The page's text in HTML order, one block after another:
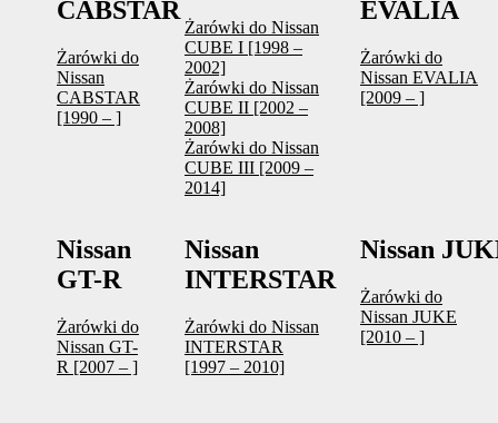
CABSTAR
Żarówki do
Nissan
CABSTAR
[1990 – ]
Żarówki do Nissan
CUBE I [1998 –
2002]
Żarówki do Nissan
CUBE II [2002 –
2008]
Żarówki do Nissan
CUBE III [2009 –
2014]
EVALIA
Żarówki do
Nissan EVALIA
[2009 – ]
Nissan
GT-R
Żarówki do
Nissan GT-
R [2007 – ]
Nissan
INTERSTAR
Żarówki do Nissan
INTERSTAR
[1997 – 2010]
Nissan
Żarówki do
Nissan JUKE
[2010 – ]